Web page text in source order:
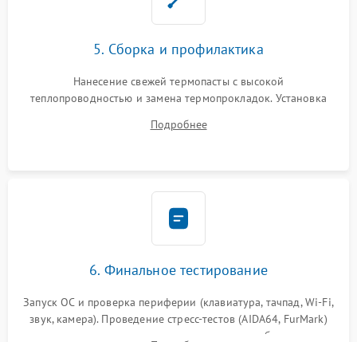
5. Сборка и профилактика
Нанесение свежей термопасты с высокой
теплопроводностью и замена термопрокладок. Установка
шлейфов, модулей памяти и накопителей. Предварительная
Подробнее
6. Финальное тестирование
Запуск ОС и проверка периферии (клавиатура, тачпад, Wi-Fi,
звук, камера). Проведение стресс-тестов (AIDA64, FurMark)
для контроля температурного режима и стабильности